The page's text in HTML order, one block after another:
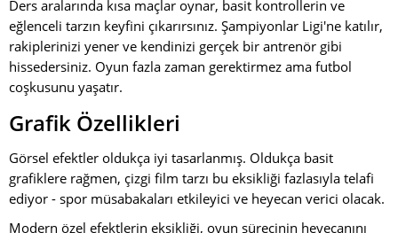
Ders aralarında kısa maçlar oynar, basit kontrollerin ve
eğlenceli tarzın keyfini çıkarırsınız. Şampiyonlar Ligi'ne katılır,
rakiplerinizi yener ve kendinizi gerçek bir antrenör gibi
hissedersiniz. Oyun fazla zaman gerektirmez ama futbol
coşkusunu yaşatır.
Grafik Özellikleri
Görsel efektler oldukça iyi tasarlanmış. Oldukça basit
grafiklere rağmen, çizgi film tarzı bu eksikliği fazlasıyla telafi
ediyor - spor müsabakaları etkileyici ve heyecan verici olacak.
Modern özel efektlerin eksikliği, oyun sürecinin heyecanını